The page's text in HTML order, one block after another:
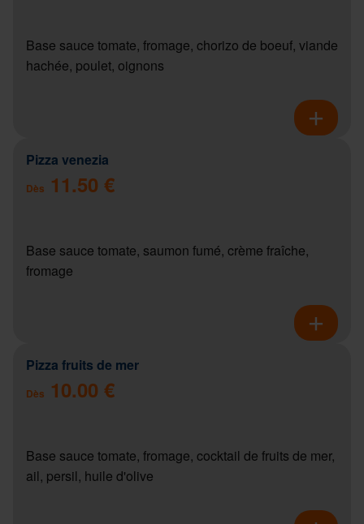
Base sauce tomate, fromage, chorizo de boeuf, viande
hachée, poulet, oignons
Pizza venezia
Dès 11.50 €
Base sauce tomate, saumon fumé, crème fraîche,
fromage
Pizza fruits de mer
Dès 10.00 €
Base sauce tomate, fromage, cocktail de fruits de mer,
ail, persil, huile d'olive